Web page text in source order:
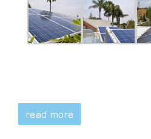
read more